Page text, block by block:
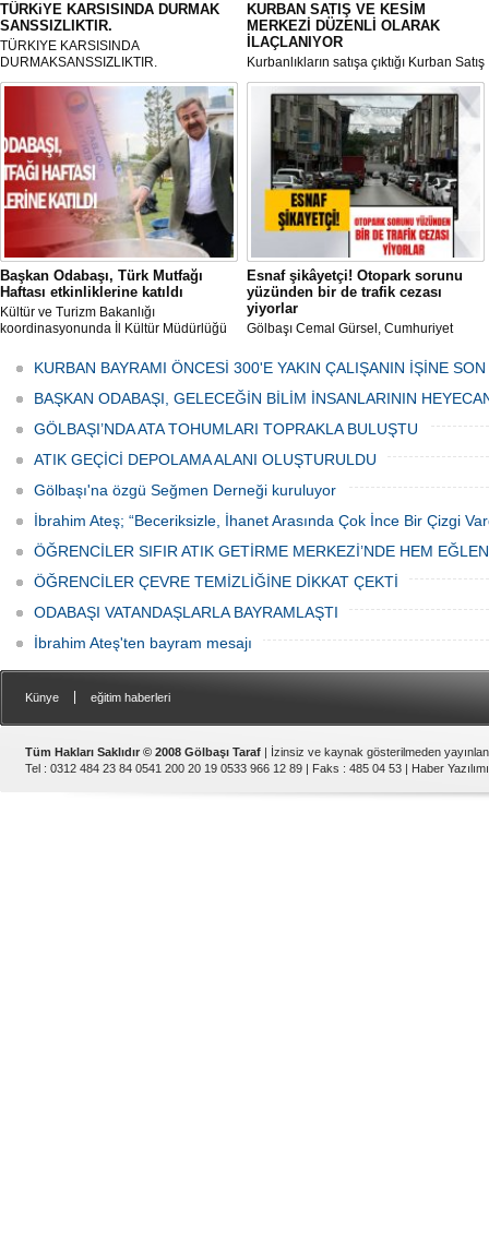
TÜRKiYE KARSISINDA DURMAK
SANSSIZLIKTIR.
TÜRKIYE KARSISINDA
DURMAKSANSSIZLIKTIR.
KURBAN SATIŞ VE KESİM
MERKEZİ DÜZENLİ OLARAK
İLAÇLANIYOR
Kurbanlıkların satışa çıktığı Kurban Satış
ve Kesim Merkezi, haşere ve
mikropların önüne geçilmesi amacıyla
her gün Gölbaşı Belediyesi ekipleri
tarafından düzenli olarak ilaçlanıyor.
Başkan Odabaşı, Türk Mutfağı
Haftası etkinliklerine katıldı
Kültür ve Turizm Bakanlığı
koordinasyonunda İl Kültür Müdürlüğü
Haftası" etkinlikleri Ankara'da devam
ediyor.
Esnaf şikâyetçi! Otopark sorunu
yüzünden bir de trafik cezası
yiyorlar
Gölbaşı Cemal Gürsel, Cumhuriyet
bulunan esnaf ve alışverişe gelen
vatandaşlar park cezaları yüzünden
canından bezdi.
KURBAN BAYRAMI ÖNCESİ 300'E YAKIN ÇALIŞANIN İŞİNE
BAŞKAN ODABAŞI, GELECEĞİN BİLİM İNSANLARININ
GÖLBAŞI’NDA ATA TOHUMLARI TOPRAKLA BULUŞTU
ATIK GEÇİCİ DEPOLAMA ALANI OLUŞTURULDU
Gölbaşı'na özgü Seğmen Derneği kuruluyor
İbrahim Ateş; “Beceriksizle, İhanet Arasında Çok İnce Bir Çizgi
ÖĞRENCİLER SIFIR ATIK GETİRME MERKEZİ’NDE HEM
ÖĞRENCİLER ÇEVRE TEMİZLİĞİNE DİKKAT ÇEKTİ
ODABAŞI VATANDAŞLARLA BAYRAMLAŞTI
İbrahim Ateş'ten bayram mesajı
Künye eğitim haberleri
Tüm Hakları Saklıdır © 2008 Gölbaşı Taraf | İzinsiz ve kaynak gösterilmeden
Tel : 0312 484 23 84 0541 200 20 19 0533 966 12 89 | Faks : 485 04 53 | Haber Yazılımı